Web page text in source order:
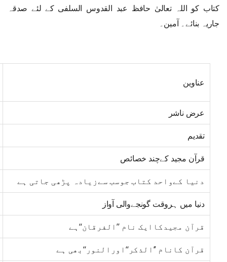
کتاب کو اللہ تعالیٰ حافظ عبد القدوس السلفی کے لئے صدقہ
جاریہ بنائے۔ آمین۔
عناوین
عرض ناشر
تقدیم
قرآن مجید کےچند خصائص
دنیا کےواحد کتاب جوسب سےزیادہ پڑھی جاتی ہے
دنیا میں ہروقت گونجےوالی آواز
قرآن مجیدکاایک نام ’’الفرقان‘‘ہے
قرآن کانام ’’الذکر‘‘اورالنور‘‘بھی ہے